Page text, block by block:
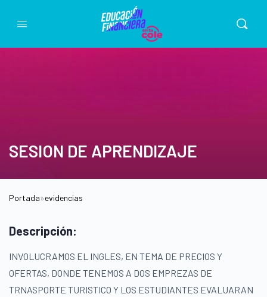
SESION DE APRENDIZAJE
Portada»evidencias
Descripción:
INVOLUCRAMOS EL INGLES, EN TEMA DE PRECIOS Y
OFERTAS, DONDE TENEMOS A DOS EMPREZAS DE
TRNASPORTE TURISTICO Y LOS ESTUDIANTES EVALUARAN